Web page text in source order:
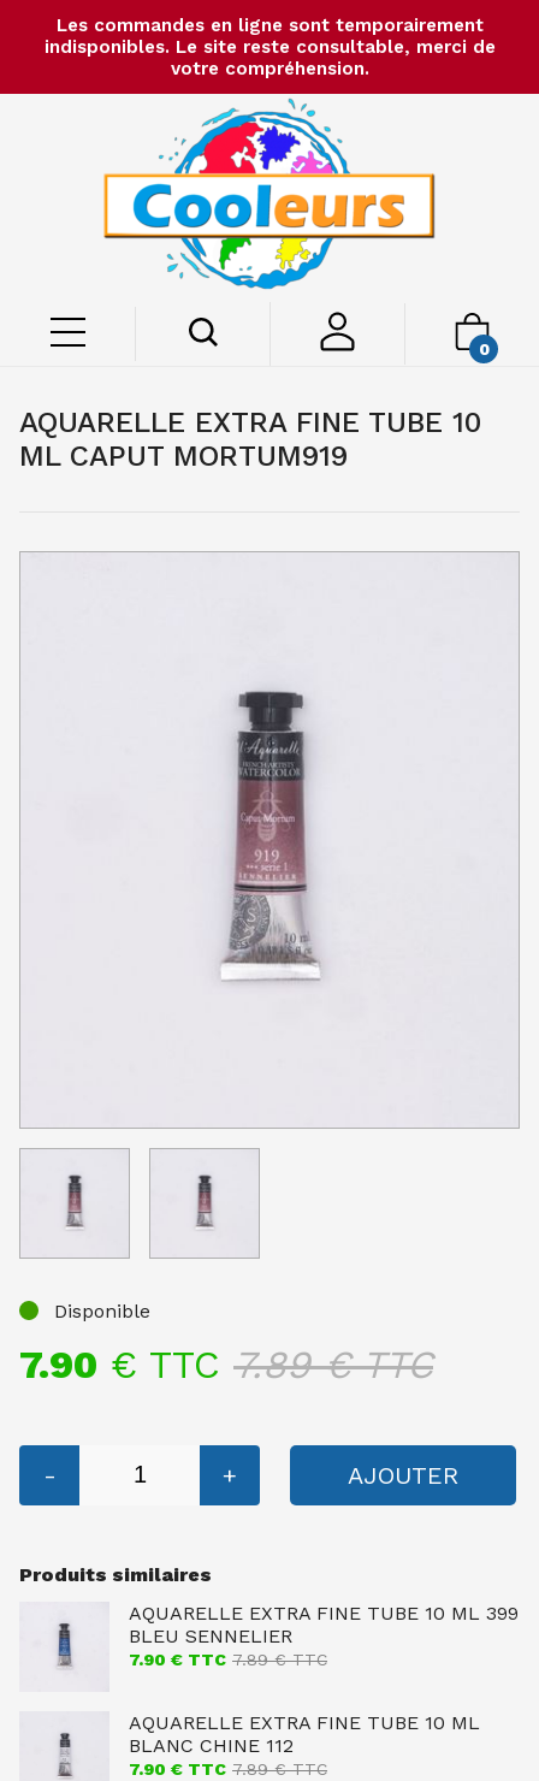
Les commandes en ligne sont temporairement
indisponibles. Le site reste consultable, merci de
votre compréhension.
0
AQUARELLE EXTRA FINE TUBE 10
ML CAPUT MORTUM919
Disponible
7.90 € TTC 7.89€ TTC
- + AJOUTER
Produits similaires
AQUARELLE EXTRA FINE TUBE 10 ML 399
BLEU SENNELIER
7.90 € TTC 7.89€ TTC
AQUARELLE EXTRA FINE TUBE 10 ML
BLANC CHINE 112
7.90 € TTC 7.89€ TTC